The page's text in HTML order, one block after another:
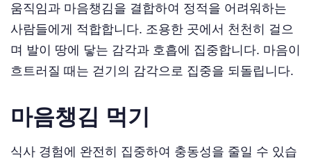
움직임과 마음챙김을 결합하여 정적을 어려워하는
사람들에게 적합합니다. 조용한 곳에서 천천히 걸으
며 발이 땅에 닿는 감각과 호흡에 집중합니다. 마음이
흐트러질 때는 걷기의 감각으로 집중을 되돌립니다.
마음챙김 먹기
식사 경험에 완전히 집중하여 충동성을 줄일 수 있습